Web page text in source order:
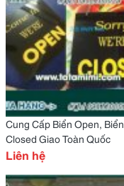
Cung Cấp Biển Open, Biển
Closed Giao Toàn Quốc
Liên hệ